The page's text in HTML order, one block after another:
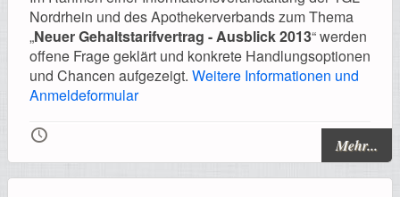
Nordrhein und des Apothekerverbands zum Thema
„Neuer Gehaltstarifvertrag - Ausblick 2013“ werden
offene Frage geklärt und konkrete Handlungsoptionen
und Chancen aufgezeigt. Weitere Informationen und
Anmeldeformular
🕔 Mehr...